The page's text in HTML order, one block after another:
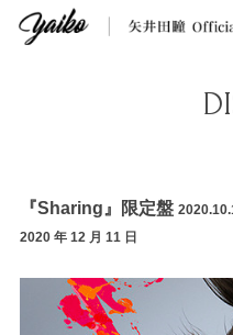
『Sharing』限定盤
2020 年 12 月 11 日